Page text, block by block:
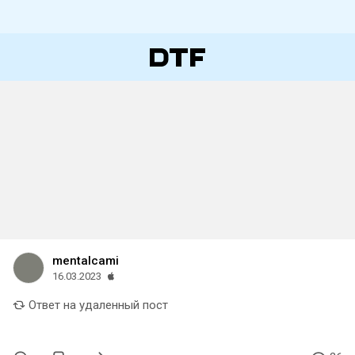
mentalcami
16.03.2023
Ответ на удаленный пост